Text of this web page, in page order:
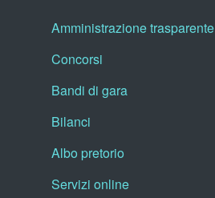
Amministrazione trasparente
Concorsi
Bandi di gara
Bilanci
Albo pretorio
Servizi online